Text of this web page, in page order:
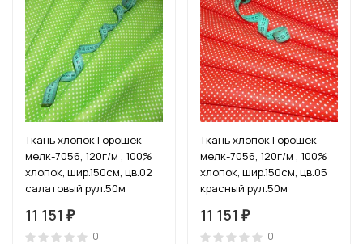
Ткань хлопок Горошек
мелк-7056, 120г/м , 100%
хлопок, шир.150см, цв.02
салатовый рул.50м
11 151 ₽
0
Ткань хлопок Горошек
мелк-7056, 120г/м , 100%
хлопок, шир.150см, цв.05
красный рул.50м
11 151 ₽
0